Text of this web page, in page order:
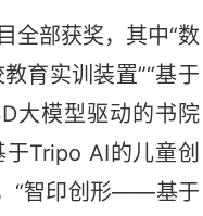
全部获奖，其中“数
育实训装置”“基于
大模型驱动的书院
Tripo AI的儿童创
“智印创形——基于